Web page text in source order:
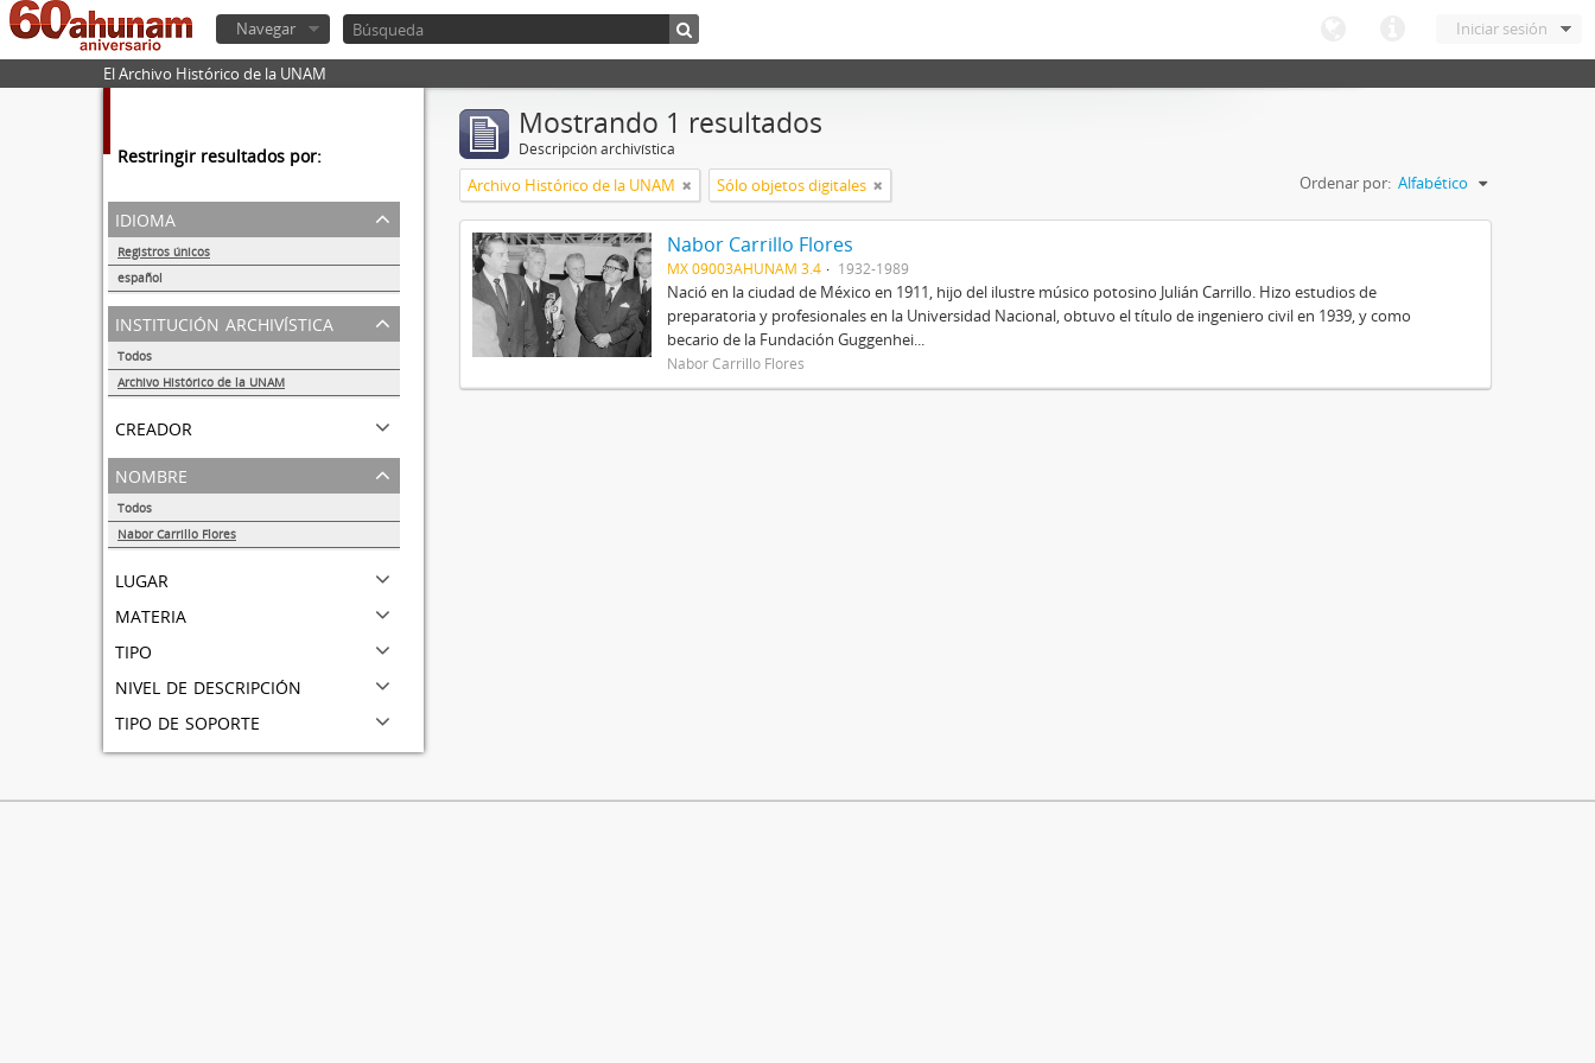
Iniciar sesión
Navegar
El Archivo Histórico de la UNAM
Restringir resultados por:
idioma
Registros únicos
español
1
institución archivística
Todos
Archivo Histórico de la UNAM
creador
nombre
Todos
Nabor Carrillo Flores
lugar
materia
tipo
nivel de descripción
tipo de soporte
Mostrando 1 resultados
Descripción archivística
Archivo Histórico de la UNAM Sólo objetos digitales Ordenar por: Alfabético
Nabor Carrillo Flores
MX 09003AHUNAM 3.4 1932-1989
Nació en la ciudad de México en 1911, hijo del ilustre músico potosino Julián Carrillo. Hizo estudios de
preparatoria y profesionales en la Universidad Nacional, obtuvo el título de ingeniero civil en 1939, y como
becario de la Fundación Guggenhei...
Nabor Carrillo Flores